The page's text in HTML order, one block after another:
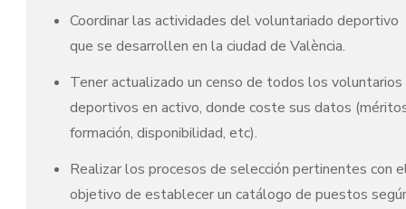
Coordinar las actividades del voluntariado deportivo
que se desarrollen en la ciudad de València.
Tener actualizado un censo de todos los voluntarios
deportivos en activo, donde coste sus datos
formación, disponibilidad, etc).
Realizar los procesos de selección pertinentes con
objetivo de establecer un catálogo de puestos